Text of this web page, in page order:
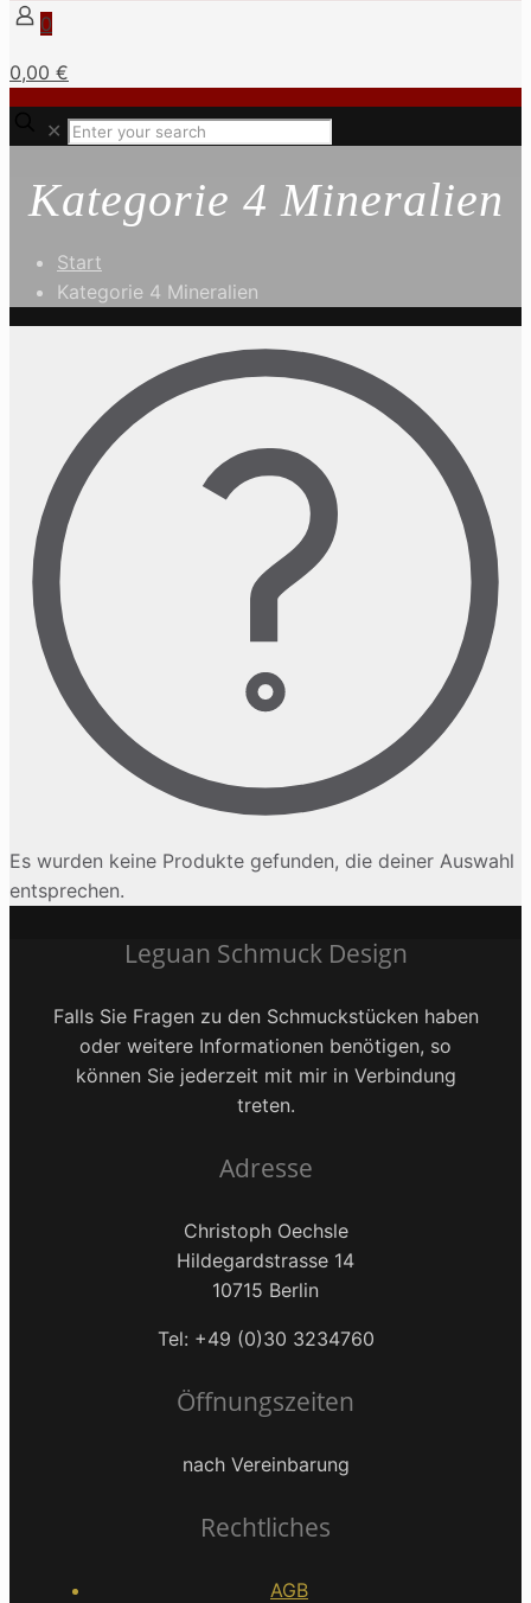
0
0,00 €
✕
Kategorie 4 Mineralien
Start
Kategorie 4 Mineralien
Es wurden keine Produkte gefunden, die deiner Auswahl
entsprechen.
Leguan Schmuck Design
Falls Sie Fragen zu den Schmuckstücken haben
oder weitere Informationen benötigen, so
können Sie jederzeit mit mir in Verbindung
treten.
Adresse
Christoph Oechsle
Hildegardstrasse 14
10715 Berlin
Tel: +49 (0)30 3234760
Öffnungszeiten
nach Vereinbarung
Rechtliches
AGB